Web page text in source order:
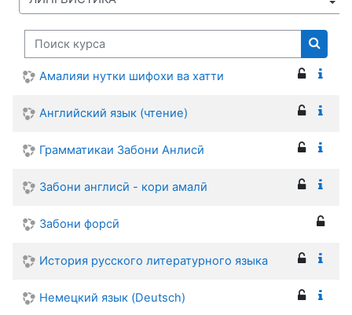
Поиск курса
Поиск
Амалияи нутки шифохи ва хатти
Английский язык (чтение)
Грамматикаи Забони Анлисӣ
Забони англисӣ - кори амалӣ
Забони форсӣ
История русского литературного языка
Немецкий язык (Deutsch)